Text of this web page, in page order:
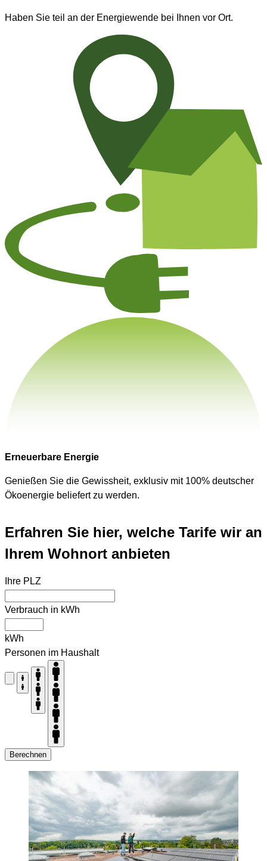
Haben Sie teil an der Energiewende bei Ihnen vor Ort.
Erneuerbare Energie
Genießen Sie die Gewissheit, exklusiv mit 100% deutscher
Ökoenergie beliefert zu werden.
Erfahren Sie hier, welche Tarife wir an
Ihrem Wohnort anbieten
Ihre PLZ
Verbrauch in kWh
kWh
Personen im Haushalt
Berechnen